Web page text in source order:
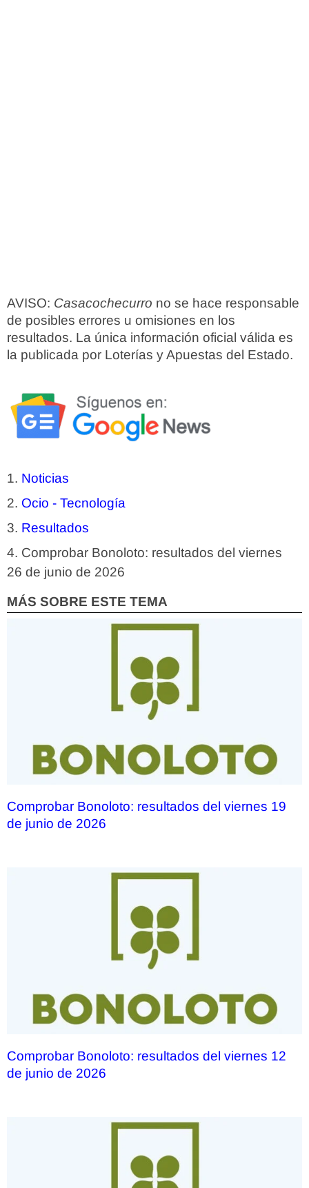
AVISO: Casacochecurro no se hace responsable
de posibles errores u omisiones en los
resultados. La única información oficial válida es
la publicada por Loterías y Apuestas del Estado.
Noticias
Ocio - Tecnología
Resultados
Comprobar Bonoloto: resultados del viernes
26 de junio de 2026
MÁS SOBRE ESTE TEMA
Comprobar Bonoloto: resultados del viernes 19
de junio de 2026
Comprobar Bonoloto: resultados del viernes 12
de junio de 2026